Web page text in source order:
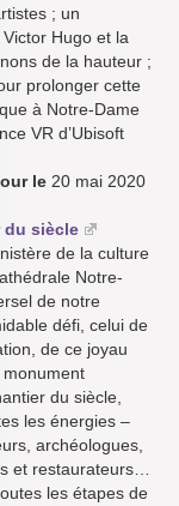
; un
Hugo et la
de la hauteur ;
prolonger cette
à Notre-Dame
VR d’Ubisoft
le 20 mai 2020
du siècle
de la culture
Notre-
de notre
défi, celui de
de ce joyau
du siècle,
les énergies –
archéologues,
et restaurateurs…
les étapes de